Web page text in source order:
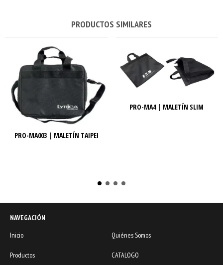
PRODUCTOS SIMILARES
PRO-MA003 | MALETÍN TAIPEI
PRO-MA4 | MALETÍN SLIM
NAVEGACIÓN
Inicio
Quiénes Somos
Productos CATALOGO